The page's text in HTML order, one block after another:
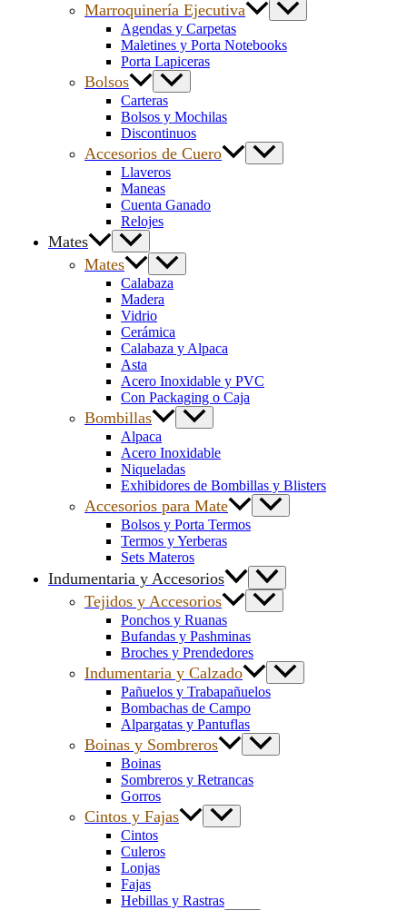
Marroquinería Ejecutiva
Agendas y Carpetas
Maletines y Porta Notebooks
Porta Lapiceras
Bolsos
Carteras
Bolsos y Mochilas
Discontinuos
Accesorios de Cuero
Llaveros
Maneas
Cuenta Ganado
Relojes
Mates
Mates
Calabaza
Madera
Vidrio
Cerámica
Calabaza y Alpaca
Asta
Acero Inoxidable y PVC
Con Packaging o Caja
Bombillas
Alpaca
Acero Inoxidable
Niqueladas
Exhibidores de Bombillas y Blisters
Accesorios para Mate
Bolsos y Porta Termos
Termos y Yerberas
Sets Materos
Indumentaria y Accesorios
Tejidos y Accesorios
Ponchos y Ruanas
Bufandas y Pashminas
Broches y Prendedores
Indumentaria y Calzado
Pañuelos y Trabapañuelos
Bombachas de Campo
Alpargatas y Pantuflas
Boinas y Sombreros
Boinas
Sombreros y Retrancas
Gorros
Cintos y Fajas
Cintos
Culeros
Lonjas
Fajas
Hebillas y Rastras